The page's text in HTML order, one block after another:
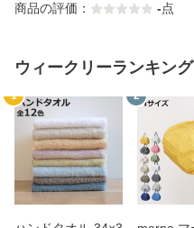
商品の評価： -点
ウィークリーランキング
1 2